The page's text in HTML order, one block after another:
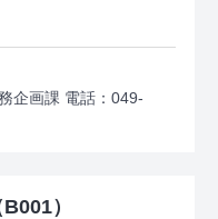
企画課 電話：049-
）